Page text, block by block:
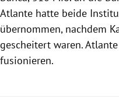
Atlante hatte beide
übernommen, nachdem
gescheitert waren.
fusionieren.